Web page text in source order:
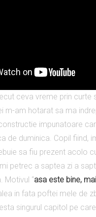
ceva vreme prin curte
m-am hotarat sa ma
impunatoare
de duminica. Copil fiind,
sa fiu prezent acolo
petrec a saptea zi a
Motivul “asa este bine,
in fata poftei mele de
singurul capitol pe